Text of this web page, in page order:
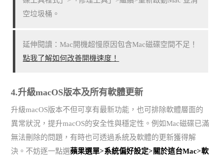
空垃圾桶。
延伸閱讀：Mac開機超慢原因包含Mac磁碟空間不足！
點我了解如何改善開機速度！
4.升級macOS版本及所有軟體更新
升級macOS版本不但可享有最新功能，也可排除軟體層面的
異常狀況，提升macOS的安全性與穩定性。例如Mac磁碟已滿
無法刪除的問題，有時也可透過系統及軟體的更新獲得解
決。不妨逐一點選蘋果選單>系統偏好設定>關於這台Mac>軟